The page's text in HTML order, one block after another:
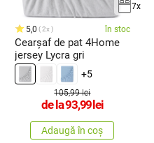
7x
5,0 2x în stoc
Cearșaf de pat 4Home
jersey Lycra gri
+5
105,99 lei
de la93,99 lei
Adaugă în coș